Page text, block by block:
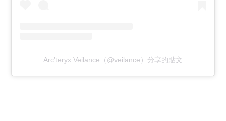
Arc’teryx Veilance（@veilance）分享的貼文